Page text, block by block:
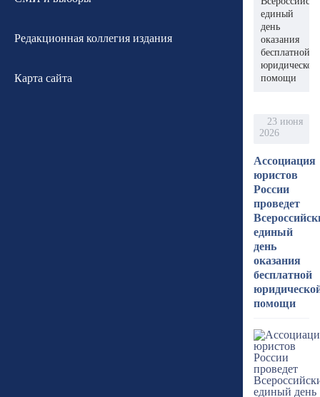
Редакционная коллегия издания
Карта сайта
единый
день
оказания
бесплатной
юридической
помощи
23 июня
2026
Ассоциация
юристов
России
проведет
единый
день
оказания
бесплатной
помощи